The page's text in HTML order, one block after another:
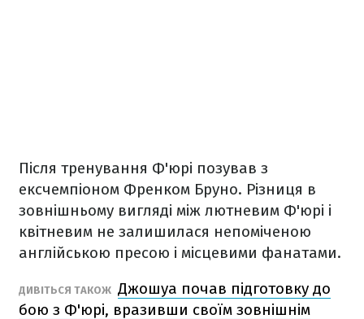
Після тренування Ф'юрі позував з
ексчемпіоном Френком Бруно. Різниця в
зовнішньому вигляді між лютневим Ф'юрі і
квітневим не залишилася непоміченою
англійською пресою і місцевими фанатами.
ДИВІТЬСЯ ТАКОЖ Джошуа почав підготовку до
бою з Ф'юрі, вразивши своїм зовнішнім